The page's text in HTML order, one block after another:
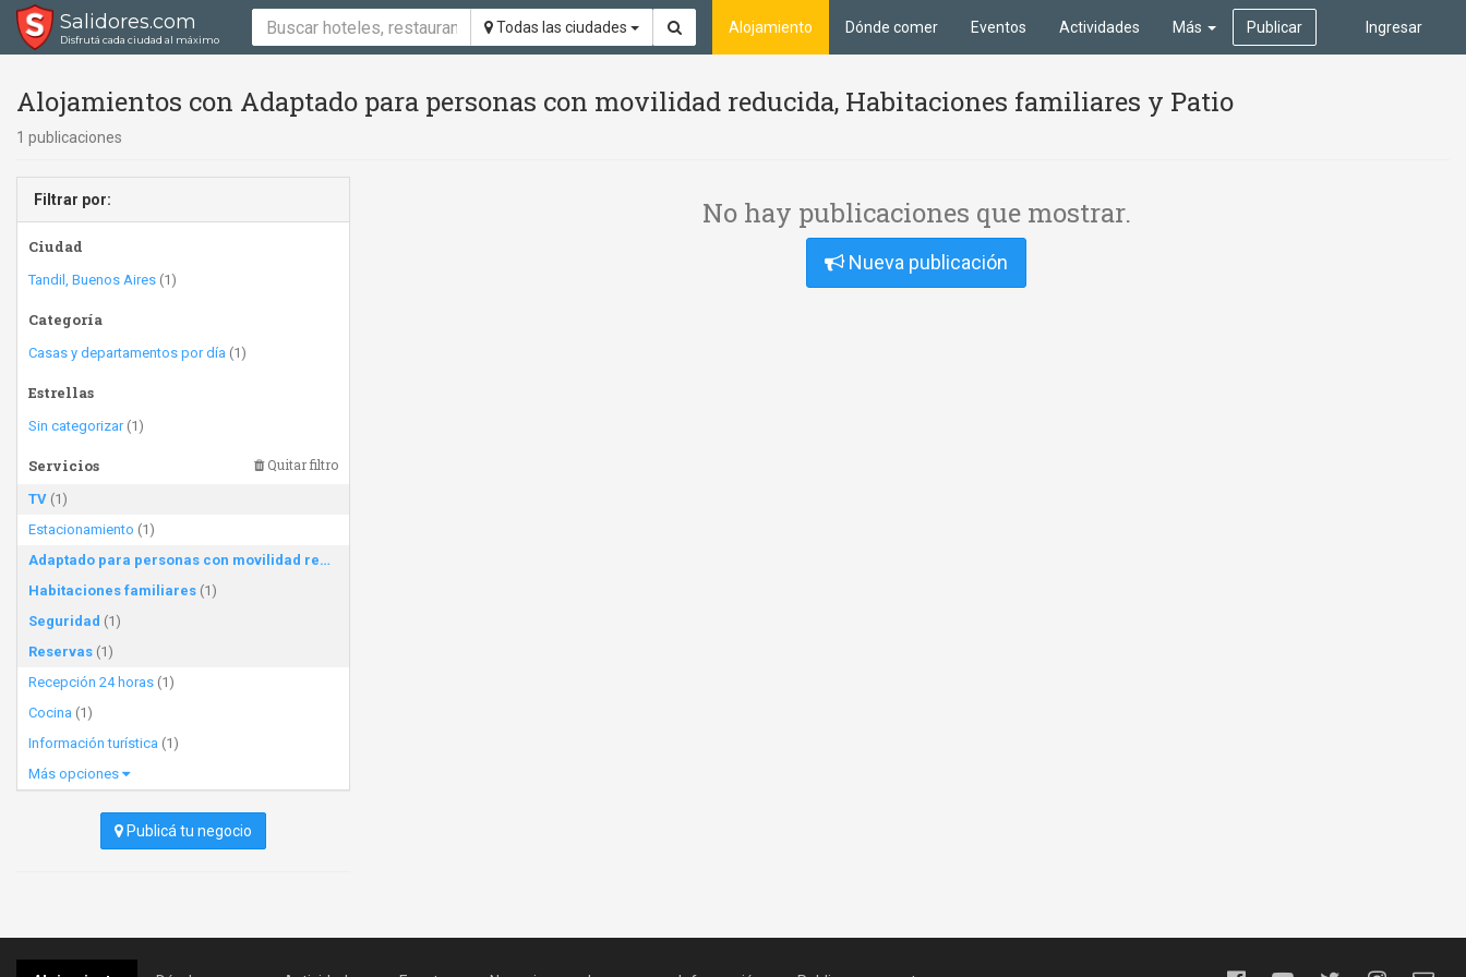
Salidores.com
Disfrutá cada ciudad al máximo
Todas las ciudades Ingresar
Alojamiento Dónde comer Eventos Actividades Más Publicar
Alojamientos con Adaptado para personas con movilidad reducida, Habitaciones familiares y Patio
1 publicaciones
Filtrar por:
Ciudad
Tandil, Buenos Aires (1)
Categoría
Casas y departamentos por día (1)
Estrellas
Sin categorizar(1)
Servicios Quitar filtro
TV (1)
Estacionamiento (1)
Adaptado para personas con movilidad reducida
Habitaciones familiares (1)
Seguridad (1)
Reservas (1)
Recepción 24 horas (1)
Cocina (1)
Información turística (1)
Más opciones
Publicá tu negocio
No hay publicaciones que mostrar.
Nueva publicación